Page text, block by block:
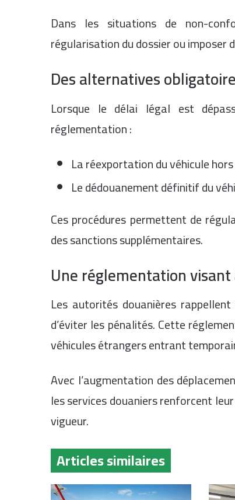
Dans les situations de non-
régularisation du dossier ou imposer
Des alternatives
Lorsque le délai légal est
réglementation :
La réexportation du véhicule
Le dédouanement définitif du
Ces procédures permettent de
des sanctions supplémentaires.
Une réglementation
Les autorités douanières
d’éviter les pénalités. Cette
véhicules étrangers entrant
Avec l’augmentation des
les services douaniers renforcent
vigueur.
Articles similaires